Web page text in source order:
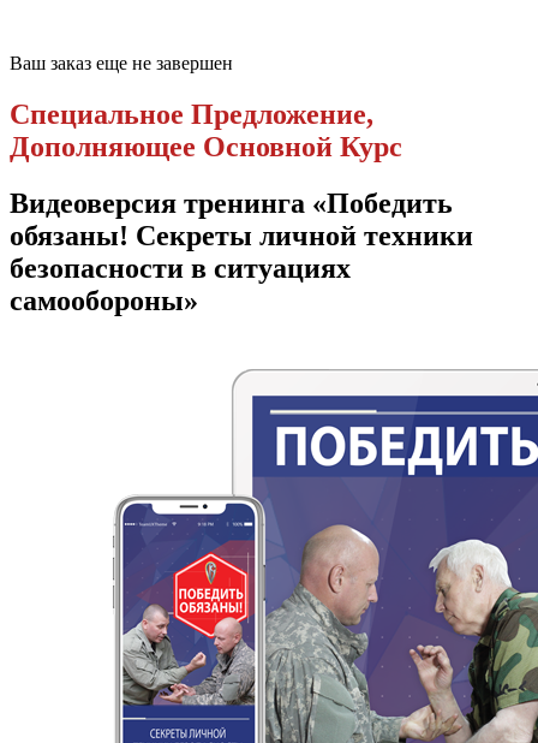
Ваш заказ еще не завершен
Специальное Предложение,
Дополняющее Основной Курс
Видеоверсия тренинга «Победить
обязаны! Секреты личной техники
безопасности в ситуациях
самообороны»